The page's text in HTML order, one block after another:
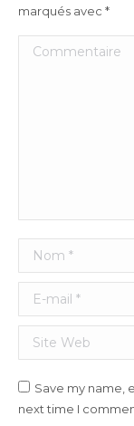
marqués avec *
Commentaire
Nom *
E-mail *
Site Web
Save my name,
next time I